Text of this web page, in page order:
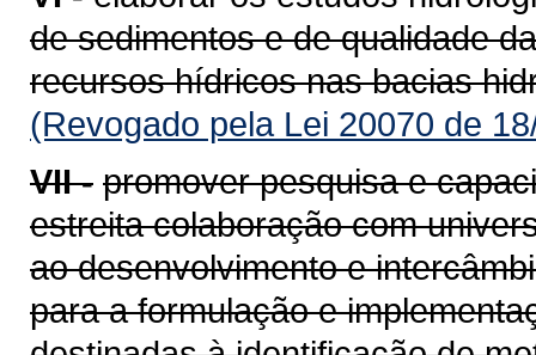
de sedimentos e de qualidade
recursos hídricos nas bacias
(Revogado pela Lei 20070 de
VII - promover pesquisa e
estreita colaboração com
ao desenvolvimento e
para a formulação e